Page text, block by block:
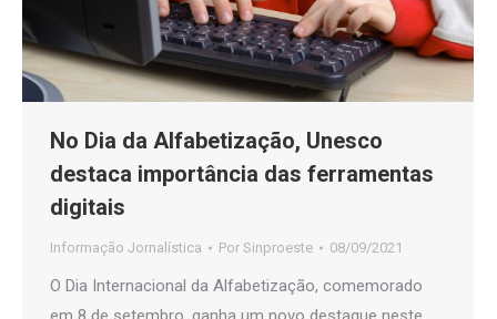
No Dia da Alfabetização, Unesco
destaca importância das ferramentas
digitais
Informação Jornalística Por Sinproeste 08/09/2021
O Dia Internacional da Alfabetização, comemorado